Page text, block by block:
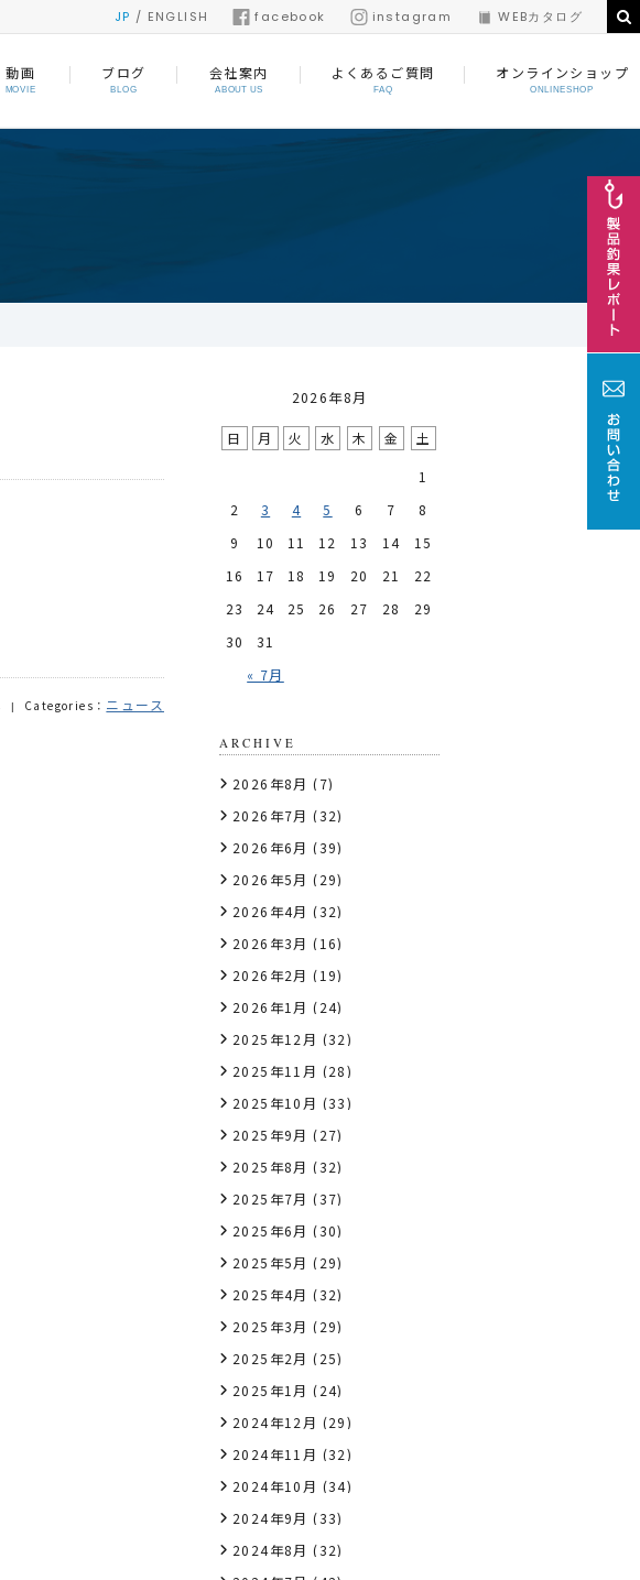
JP / ENGLISH facebook instagram WEBカタログ
動画
MOVIE
ブログ
BLOG
会社案内
ABOUT US
よくあるご質問
FAQ
オンラインショップ
ONLINESHOP
Categories： ニュース
2026年8月
日 月 火 水 木 金 土
« 7月
1
2
3 4 5 6 7
8
9
10 11 12 13 14
15
16
17 18 19 20 21
22
23
24 25 26 27 28
29
30
31
ARCHIVE
2026年8月 (7)
2026年7月 (32)
2026年6月 (39)
2026年5月 (29)
2026年4月 (32)
2026年3月 (16)
2026年2月 (19)
2026年1月 (24)
2025年12月 (32)
2025年11月 (28)
2025年10月 (33)
2025年9月 (27)
2025年8月 (32)
2025年7月 (37)
2025年6月 (30)
2025年5月 (29)
2025年4月 (32)
2025年3月 (29)
2025年2月 (25)
2025年1月 (24)
2024年12月 (29)
2024年11月 (32)
2024年10月 (34)
2024年9月 (33)
2024年8月 (32)